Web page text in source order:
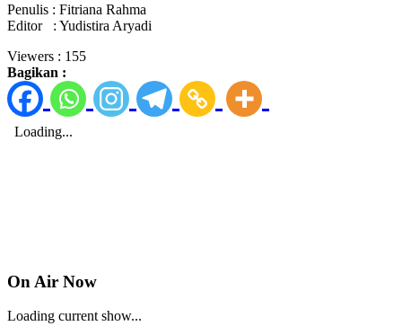
Penulis : Fitriana Rahma
Editor : Yudistira Aryadi
Viewers : 155
Bagikan :
On Air Now
Loading current show...